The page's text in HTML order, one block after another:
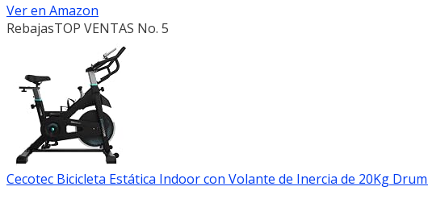
Ver en Amazon
RebajasTOP VENTAS No. 5
Cecotec Bicicleta Estática Indoor con Volante de Inercia de 20Kg